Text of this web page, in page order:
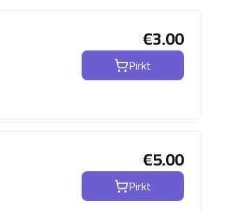
€3.00
Pirkt
€5.00
Pirkt